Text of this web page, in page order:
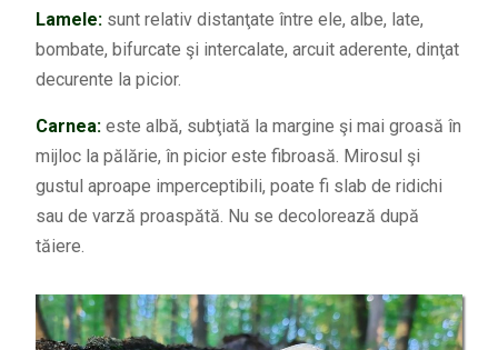
Lamele: sunt relativ distanţate între ele, albe, late,
bombate, bifurcate şi intercalate, arcuit aderente, dinţat
decurente la picior.
Carnea: este albă, subţiată la margine şi mai groasă în
mijloc la pălărie, în picior este fibroasă. Mirosul şi
gustul aproape imperceptibili, poate fi slab de ridichi
sau de varză proaspătă. Nu se decolorează după
tăiere.